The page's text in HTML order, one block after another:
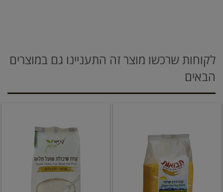
לקוחות שרכשו מוצר זה התעניינו גם במוצרים
הבאים